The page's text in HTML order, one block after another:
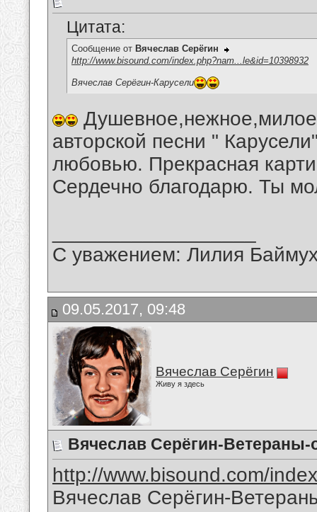
Цитата:
Сообщение от Вячеслав Серёгин
http://www.bisound.com/index.php?nam...le&id=10398932
Вячеслав Серёгин-Карусели
Душевное,нежное,милое
авторской песни "
любовью. Прекрасная
Сердечно благодарю. Ты
С уважением: Лилия
09.05.2017, 09:48
Вячеслав Серёгин
Живу я здесь
Вячеслав Серёгин-Ветераны-
http://www.bisound.com/
Вячеслав Серёгин-